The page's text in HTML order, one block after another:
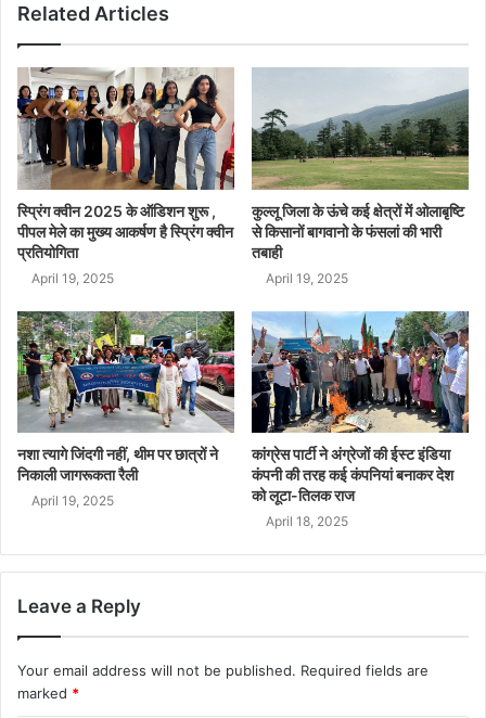
Related Articles
स्प्रिंग क्वीन 2025 के ऑडिशन शुरू ,
पीपल मेले का मुख्य आकर्षण है स्प्रिंग क्वीन
प्रतियोगिता
April 19, 2025
कुल्लू जिला के ऊंचे कई क्षेत्रों में ओलाबृष्टि
से किसानों बागवानो के फंसलां की भारी
तबाही
April 19, 2025
नशा त्यागे जिंदगी नहीं, थीम पर छात्रों ने
निकाली जागरूकता रैली
April 19, 2025
कांग्रेस पार्टी ने अंग्रेजों की ईस्ट इंडिया
कंपनी की तरह कई कंपनियां बनाकर देश
को लूटा-तिलक राज
April 18, 2025
Leave a Reply
Your email address will not be published. Required fields are
marked *